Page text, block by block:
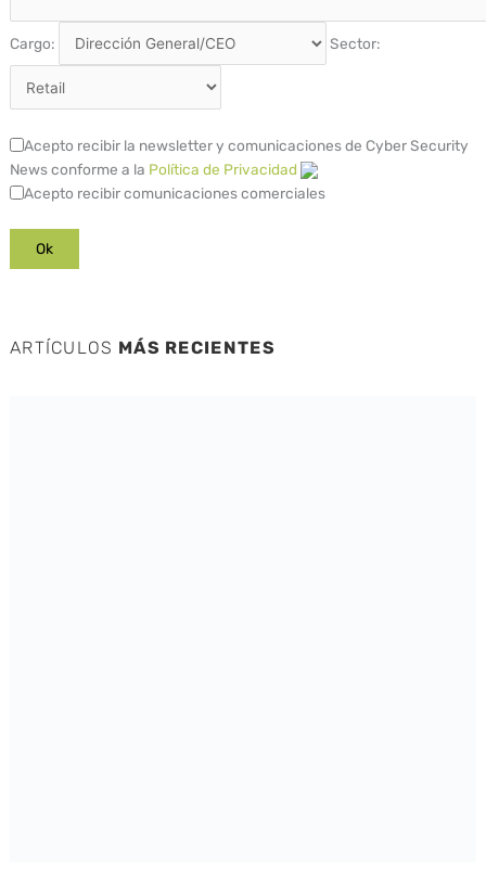
Cargo: Sector:
Acepto recibir la newsletter y comunicaciones de Cyber Security
News conforme a la Política de Privacidad
Acepto recibir comunicaciones comerciales
ARTÍCULOS MÁS RECIENTES